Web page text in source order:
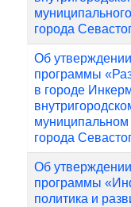
города
Об
программы
в городе
муниципальном
города
Об
программы
политика и